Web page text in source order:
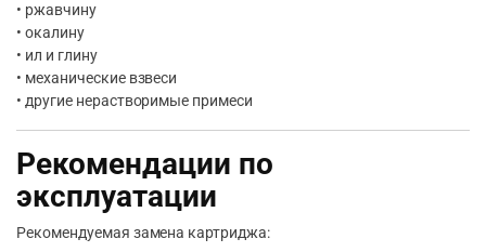
• ржавчину
• окалину
• ил и глину
• механические взвеси
• другие нерастворимые примеси
Рекомендации по
эксплуатации
Рекомендуемая замена картриджа: